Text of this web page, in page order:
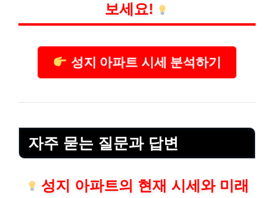
보세요!
성지 아파트 시세 분석하기
자주 묻는 질문과 답변
성지 아파트의 현재 시세와 미래